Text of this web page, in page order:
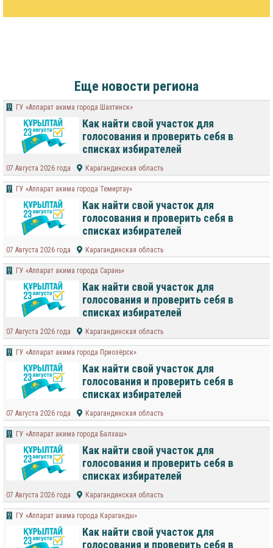
Еще новости региона
ГУ «Аппарат акима города Шахтинск»
Как найти свой участок для
голосования и проверить себя в
списках избирателей
07 Августа 2026 года Карагандинская область
ГУ «Аппарат акима города Темиртау»
Как найти свой участок для
голосования и проверить себя в
списках избирателей
07 Августа 2026 года Карагандинская область
ГУ «Аппарат акима города Сарань»
Как найти свой участок для
голосования и проверить себя в
списках избирателей
07 Августа 2026 года Карагандинская область
ГУ «Аппарат акима города Приозёрск»
Как найти свой участок для
голосования и проверить себя в
списках избирателей
07 Августа 2026 года Карагандинская область
ГУ «Аппарат акима города Балхаш»
Как найти свой участок для
голосования и проверить себя в
списках избирателей
07 Августа 2026 года Карагандинская область
ГУ «Аппарат акима города Караганды»
Как найти свой участок для
голосования и проверить себя в